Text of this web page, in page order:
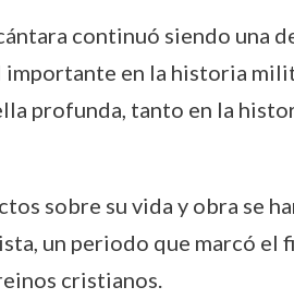
continuó siendo una
importante en la historia
profunda, tanto en la
sobre su vida y obra se
un periodo que marcó
cristianos.